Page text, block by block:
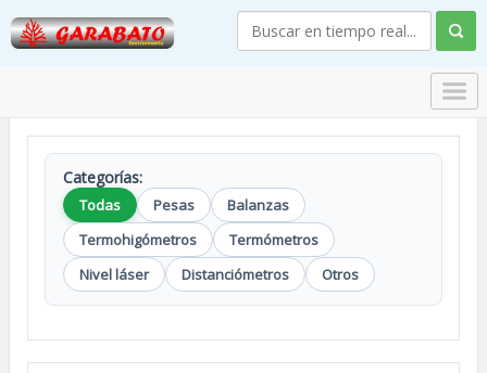
Categorías:
Todas Pesas
Balanzas
Termohigómetros
Termómetros
Nivel láser
Distanciómetros Otros